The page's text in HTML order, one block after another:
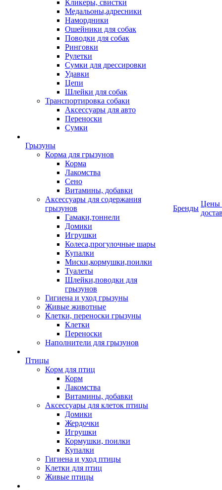
Кликеры, свистки
Медальоны,адресники
Намордники
Ошейники для собак
Поводки для собак
Ринговки
Рулетки
Сумки для дрессировки
Удавки
Цепи
Шлейки для собак
Транспортировка собаки
Аксессуары для авто
Переноски
Сумки
Грызуны
Корма для грызунов
Корма
Лакомства
Сено
Витамины, добавки
Аксессуары для содержания
грызунов
Гамаки,тоннели
Домики
Игрушки
Колеса,прогулочные шары
Купалки
Миски,кормушки,поилки
Туалеты
Шлейки,поводки для
грызунов
Гигиена и уход грызуны
Живые животные
Клетки, переноски грызуны
Клетки
Переноски
Наполнители для грызунов
Птицы
Корм для птиц
Корм
Лакомства
Витамины, добавки
Аксессуары для клеток птицы
Домики
Жердочки
Игрушки
Кормушки, поилки
Купалки
Гигиена и уход птицы
Клетки для птиц
Живые птицы
Бренды
Цены